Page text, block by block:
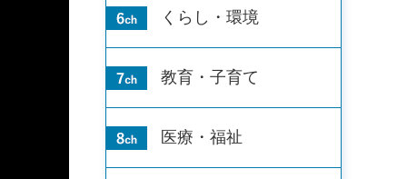
くらし・環境
教育・子育て
医療・福祉